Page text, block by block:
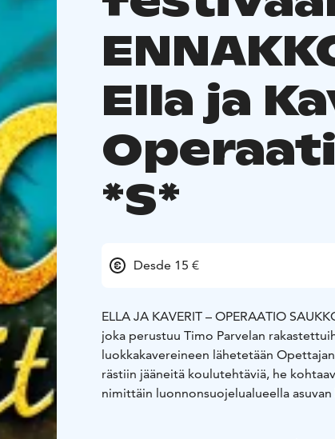
Ella ja
*S*
Desde 15 €
ELLA JA KAVERIT – OPERAATIO
joka perustuu Timo Parvelan
luokkakavereineen lähetetään
rästiin jääneitä koulutehtäviä, he
nimittäin luonnonsuojelualueella